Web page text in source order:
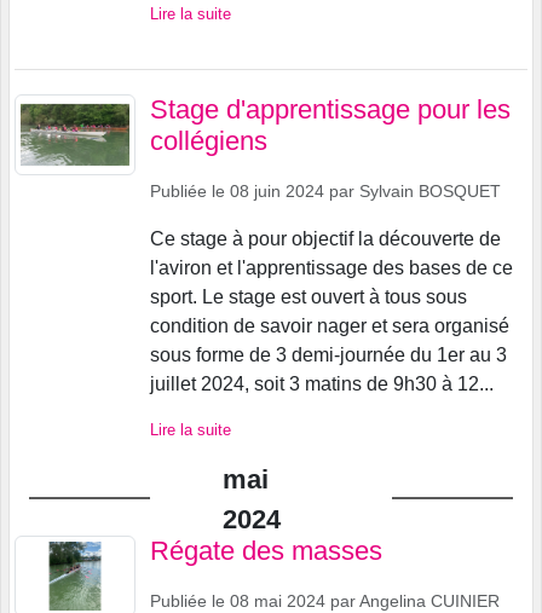
Lire la suite
Stage d'apprentissage pour les
collégiens
Publiée le 08 juin 2024 par Sylvain BOSQUET
Ce stage à pour objectif la découverte de
l'aviron et l'apprentissage des bases de ce
sport. Le stage est ouvert à tous sous
condition de savoir nager et sera organisé
sous forme de 3 demi-journée du 1er au 3
juillet 2024, soit 3 matins de 9h30 à 12...
Lire la suite
mai
2024
Régate des masses
Publiée le 08 mai 2024 parAngelina CUINIER